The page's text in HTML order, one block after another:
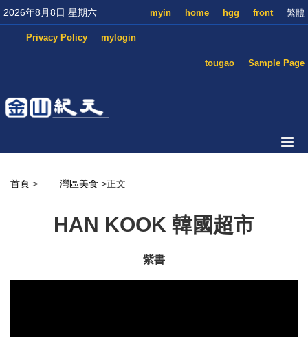
2026年8月8日 星期六 繁體
front
hgg
home
myin
mylogin
Privacy Policy
Sample Page
tougao
首頁 > 灣區美食 >正文
HAN KOOK 韓國超市
紫書